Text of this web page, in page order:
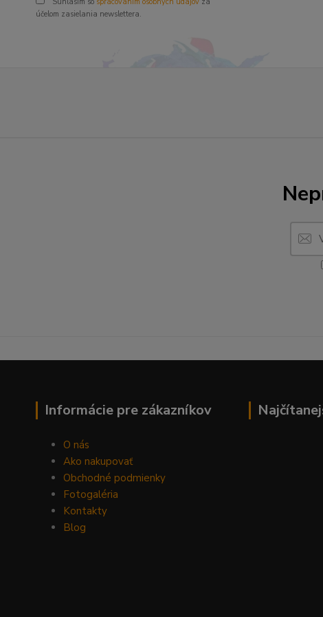
účelom zasielania newslettera.
Informácie pre zákazníkov
O nás
Ako nakupovať
Obchodné podmienky
Fotogaléria
Kontakty
Blog